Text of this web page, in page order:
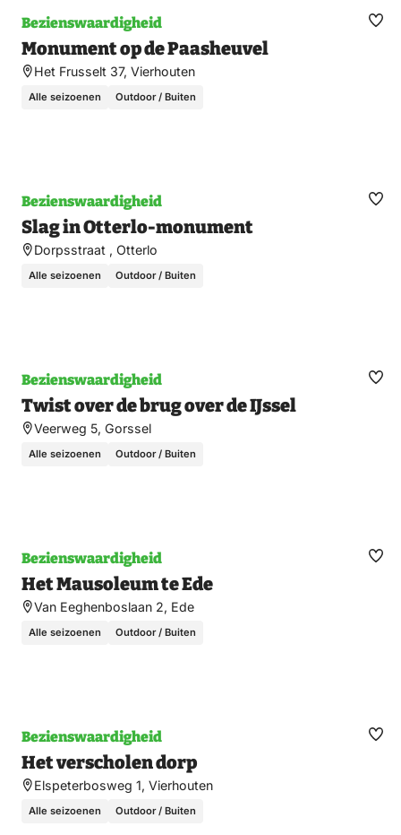
Bezienswaardigheid
Monument op de Paasheuvel
Het Frusselt 37, Vierhouten
Alle seizoenen Outdoor / Buiten
Bezienswaardigheid
Slag in Otterlo-monument
Dorpsstraat , Otterlo
Alle seizoenen Outdoor / Buiten
Bezienswaardigheid
Twist over de brug over de IJssel
Veerweg 5, Gorssel
Alle seizoenen Outdoor / Buiten
Bezienswaardigheid
Het Mausoleum te Ede
Van Eeghenboslaan 2, Ede
Alle seizoenen Outdoor / Buiten
Bezienswaardigheid
Het verscholen dorp
Elspeterbosweg 1, Vierhouten
Alle seizoenen Outdoor / Buiten